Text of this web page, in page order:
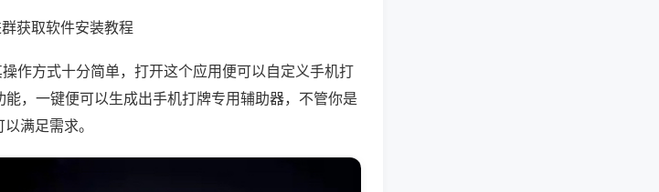
获取软件安装教程
作方式十分简单，打开这个应用便可以自定义手机打
，一键便可以生成出手机打牌专用辅助器，不管你是
满足需求。